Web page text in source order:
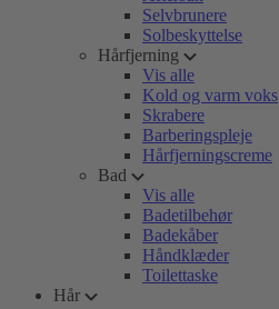
Selvbrunere
Solbeskyttelse
Hårfjerning
Vis alle
Kold og varm voks
Skrabere
Barberingspleje
Hårfjerningscreme
Bad
Vis alle
Badetilbehør
Badekåber
Håndklæder
Toilettaske
Hår